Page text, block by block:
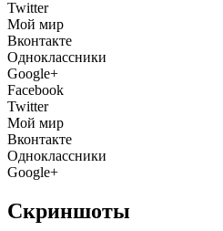
Twitter
Мой мир
Вконтакте
Одноклассники
Google+
Facebook
Twitter
Мой мир
Вконтакте
Одноклассники
Google+
Скриншоты